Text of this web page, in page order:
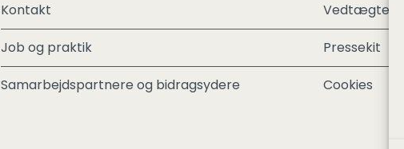
Kontakt
Job og praktik
Samarbejdspartnere og bidragsydere
Vedtægter
Pressekit
Cookies